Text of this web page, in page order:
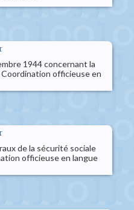
1944 concernant la
officieuse en
de la sécurité sociale
officieuse en langue